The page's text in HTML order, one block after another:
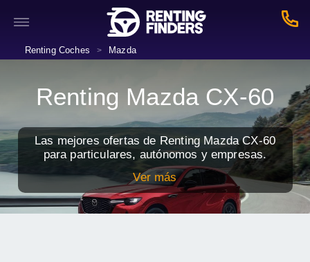
Renting Coches > Mazda
Renting Mazda CX-60
Las mejores ofertas de Renting Mazda CX-60
para particulares, autónomos y empresas.
Ver más